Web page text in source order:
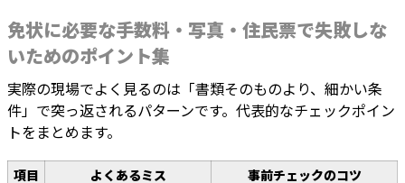
免状に必要な手数料・写真・住民票で失敗しな
いためのポイント集
実際の現場でよく見るのは「書類そのものより、細かい条
件」で突っ返されるパターンです。代表的なチェックポイン
トをまとめます。
項目 よくあるミス
事前チェックのコツ